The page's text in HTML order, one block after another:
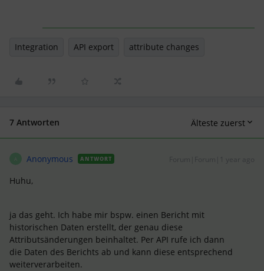
Integration API export attribute changes
7 Antworten Älteste zuerst
A Anonymous ANTWORT
Huhu,
ja das geht. Ich habe mir bspw. einen Bericht mit
historischen Daten erstellt, der genau diese
Attributsänderungen beinhaltet. Per API rufe ich dann
die Daten des Berichts ab und kann diese entsprechend
weiterverarbeiten.